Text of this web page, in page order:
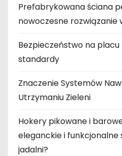
Prefabrykowana ściana
nowoczesne rozwiązanie
Bezpieczeństwo na
standardy
Znaczenie Systemów
Utrzymaniu Zieleni
Hokery pikowane i
eleganckie i funkcjonalne
jadalni?